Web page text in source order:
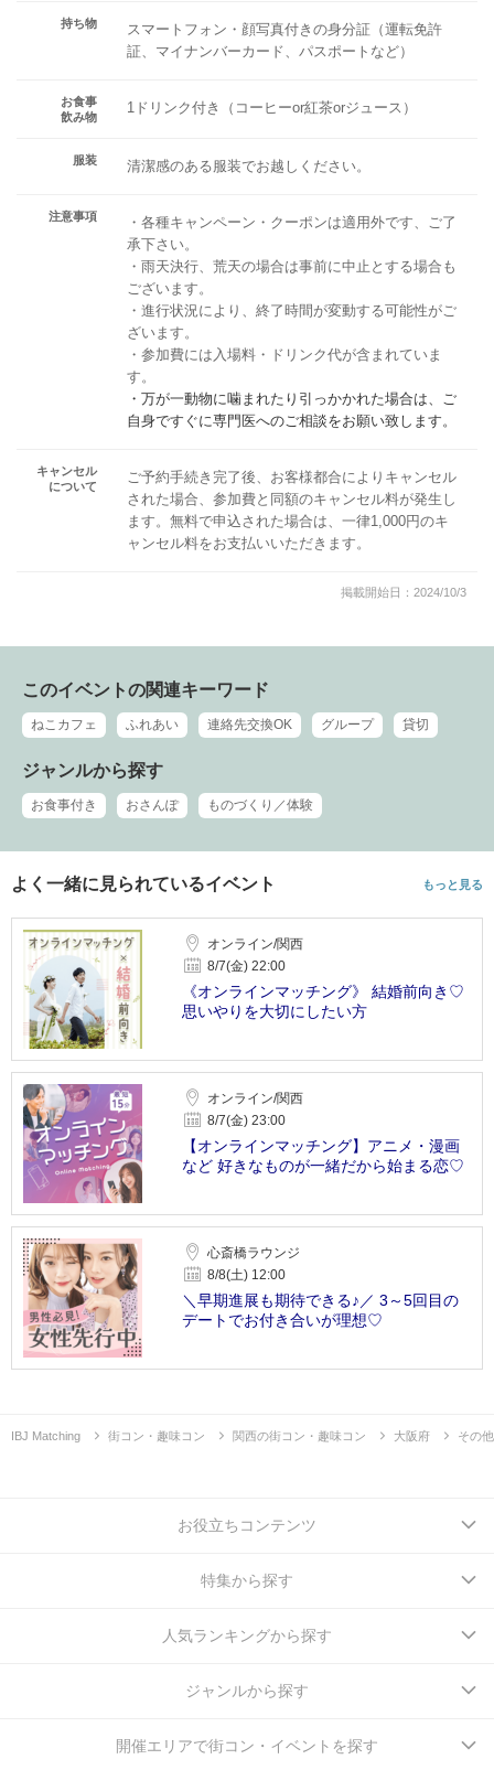
持ち物
スマートフォン・顔写真付きの身分証（運転免許
証、マイナンバーカード、パスポートなど）
お食事
飲み物
1ドリンク付き（コーヒーor紅茶orジュース）
服装 清潔感のある服装でお越しください。
注意事項
・各種キャンペーン・クーポンは適用外です、ご了
承下さい。
・雨天決行、荒天の場合は事前に中止とする場合も
ございます。
・進行状況により、終了時間が変動する可能性がご
ざいます。
・参加費には入場料・ドリンク代が含まれていま
す。
・万が一動物に噛まれたり引っかかれた場合は、ご
自身ですぐに専門医へのご相談をお願い致します。
キャンセル
について
ご予約手続き完了後、お客様都合によりキャンセル
された場合、参加費と同額のキャンセル料が発生し
ます。無料で申込された場合は、一律1,000円のキ
ャンセル料をお支払いいただきます。
掲載開始日：2024/10/3
このイベントの関連キーワード
ねこカフェ ふれあい 連絡先交換OK グループ 貸切
ジャンルから探す
お食事付き おさんぽ ものづくり／体験
よく一緒に見られているイベント もっと見る
オンライン/関西
8/7(金) 22:00
《オンラインマッチング》 結婚前向き♡
思いやりを大切にしたい方
オンライン/関西
8/7(金) 23:00
【オンラインマッチング】アニメ・漫画
など 好きなものが一緒だから始まる恋♡
心斎橋ラウンジ
8/8(土) 12:00
＼早期進展も期待できる♪／ 3～5回目の
デートでお付き合いが理想♡
IBJ Matching 街コン・趣味コン 関西の街コン・趣味コン 大阪府 その
お役立ちコンテンツ
特集から探す
人気ランキングから探す
ジャンルから探す
開催エリアで街コン・イベントを探す